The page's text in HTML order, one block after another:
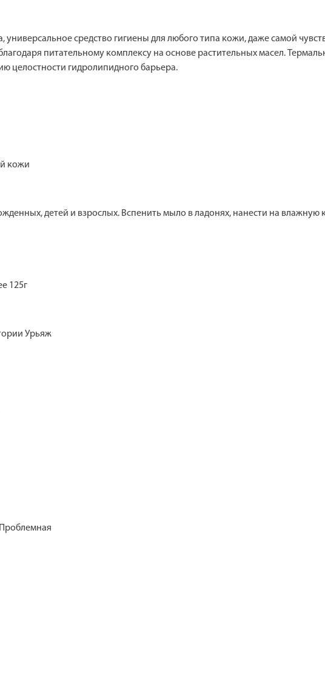
универсальное средство гигиены для любого типа кожи, даже самой
питательному комплексу на основе растительных масел.
целостности гидролипидного барьера.
кожи
детей и взрослых. Вспенить мыло в ладонях, нанести на влажную
125г
Урьяж